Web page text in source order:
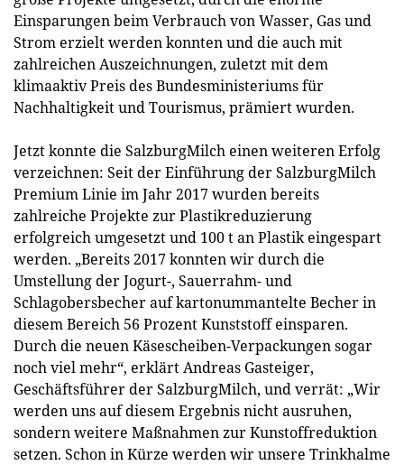
Einsparungen beim Verbrauch von Wasser, Gas und
Strom erzielt werden konnten und die auch mit
zahlreichen Auszeichnungen, zuletzt mit dem
klimaaktiv Preis des Bundesministeriums für
Nachhaltigkeit und Tourismus, prämiert wurden.
Jetzt konnte die SalzburgMilch einen weiteren Erfolg
verzeichnen: Seit der Einführung der SalzburgMilch
Premium Linie im Jahr 2017 wurden bereits
zahlreiche Projekte zur Plastikreduzierung
erfolgreich umgesetzt und 100 t an Plastik eingespart
werden. „Bereits 2017 konnten wir durch die
Umstellung der Jogurt-, Sauerrahm- und
Schlagobersbecher auf kartonummantelte Becher in
diesem Bereich 56 Prozent Kunststoff einsparen.
Durch die neuen Käsescheiben-Verpackungen sogar
noch viel mehr“, erklärt Andreas Gasteiger,
Geschäftsführer der SalzburgMilch, und verrät: „Wir
werden uns auf diesem Ergebnis nicht ausruhen,
sondern weitere Maßnahmen zur Kunstoffreduktion
setzen. Schon in Kürze werden wir unsere Trinkhalme